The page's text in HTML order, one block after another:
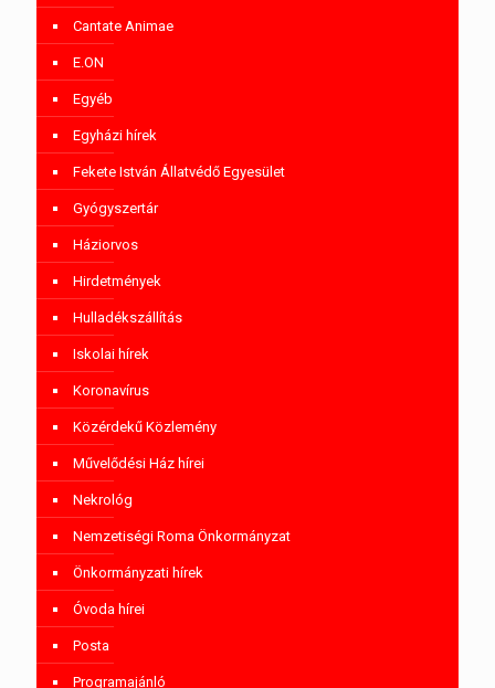
Cantate Animae
E.ON
Egyéb
Egyházi hírek
Fekete István Állatvédő Egyesület
Gyógyszertár
Háziorvos
Hirdetmények
Hulladékszállítás
Iskolai hírek
Koronavírus
Közérdekű Közlemény
Művelődési Ház hírei
Nekrológ
Nemzetiségi Roma Önkormányzat
Önkormányzati hírek
Óvoda hírei
Posta
Programajánló